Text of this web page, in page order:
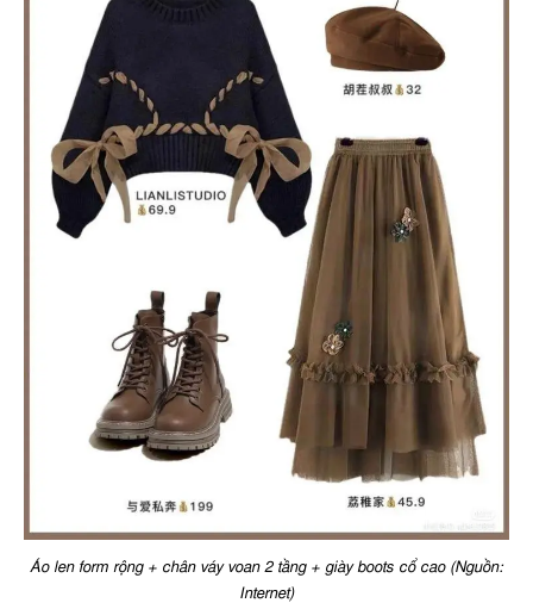
Áo len form rộng + chân váy voan 2 tầng + giày boots cổ cao (Nguồn:
Internet)